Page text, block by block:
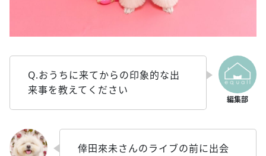
Q.おうちに来てからの印象的な出
来事を教えてください
倖田來未さんのライブの前に出会